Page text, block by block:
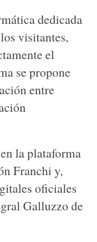
dedicada
visitantes,
el
se propone
entre
la plataforma
Franchi y,
oficiales
Galluzzo de